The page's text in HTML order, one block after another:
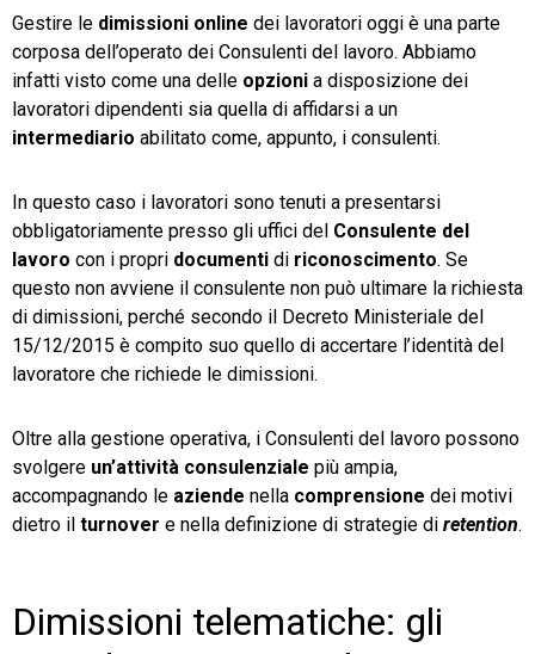
Gestire le dimissioni online dei lavoratori oggi è una parte
corposa dell’operato dei Consulenti del lavoro. Abbiamo
infatti visto come una delle opzioni a disposizione dei
lavoratori dipendenti sia quella di affidarsi a un
intermediario abilitato come, appunto, i consulenti.
In questo caso i lavoratori sono tenuti a presentarsi
obbligatoriamente presso gli uffici del Consulente del
lavoro con i propri documenti di riconoscimento. Se
questo non avviene il consulente non può ultimare la richiesta
di dimissioni, perché secondo il Decreto Ministeriale del
15/12/2015 è compito suo quello di accertare l’identità del
lavoratore che richiede le dimissioni.
Oltre alla gestione operativa, i Consulenti del lavoro possono
svolgere un’attività consulenziale più ampia,
accompagnando le aziende nella comprensione dei motivi
dietro il turnover e nella definizione di strategie di retention.
Dimissioni telematiche: gli